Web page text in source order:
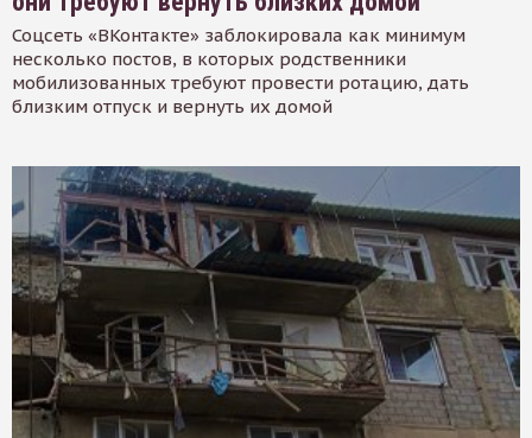
Соцсеть «ВКонтакте» заблокировала как минимум
несколько постов, в которых родственники
мобилизованных требуют провести ротацию, дать
близким отпуск и вернуть их домой